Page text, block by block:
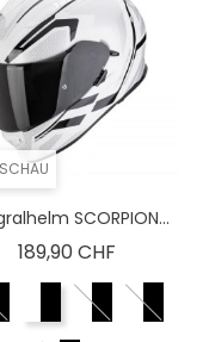
SCORPION...
189,90 CHFPreis